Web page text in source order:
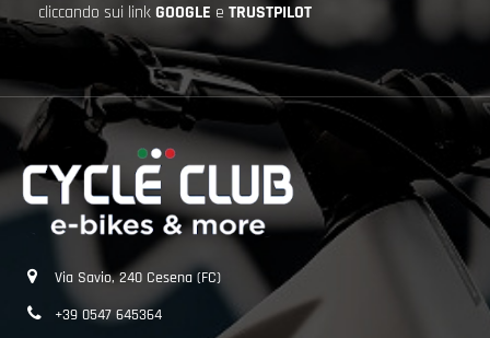
cliccando sui linkGOOGLE e TRUSTPILOT
Via Savio, 240 Cesena (FC)
+39 0547 645364